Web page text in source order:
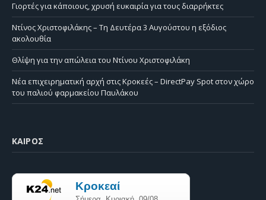
Γιορτές για κάποιους, χρυσή ευκαιρία για τους διαρρήκτες
Ντίνος Χριστοφιλάκης – Τη Δευτέρα 3 Αυγούστου η εξόδιος
ακολουθία
Θλίψη για την απώλεια του Ντίνου Χριστοφιλάκη
Νέα επιχειρηματική αρχή στις Κροκεές – DirectPay Spot στον χώρο
του παλιού φαρμακείου Παυλάκου
ΚΑΙΡΌΣ